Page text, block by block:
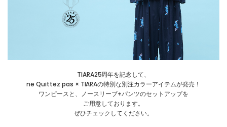
TIARA25周年を記念して、
ne Quittez pas × TIARAの特別な別注カラーアイテムが発売！
ワンピースと、ノースリーブ+パンツのセットアップを
ご用意しております。
ぜひチェックしてください。